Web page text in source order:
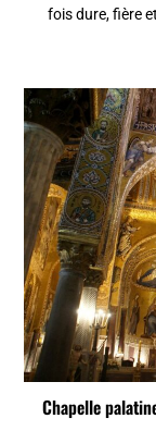
fois dure, fière
Chapelle